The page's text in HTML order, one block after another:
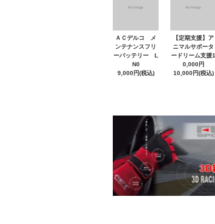
ＡＣデルコ メ
ンテナンスフリ
ーバッテリー L
N0
9,000円(税込)
【定期支援】ア
ニマルサポータ
ードリーム支援1
0,000円
10,000円(税込)